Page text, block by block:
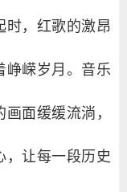
时，红歌的激昂
峥嵘岁月。音乐
面缓缓流淌，
，让每一段历史